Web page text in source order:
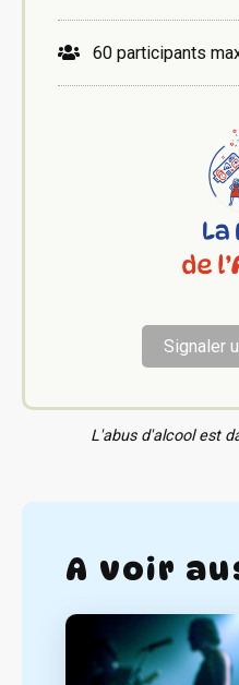
60 participants
Signaler
L'abus d'alcool est
A voir